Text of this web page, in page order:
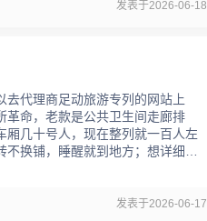
发表于2026-06-18
去代理商足动旅游专列的网站上
革命，老款是公共卫生间走廊排
厢几十号人，现在整列就一百人左
换铺，睡醒就到地方；想详细了
发表于2026-06-17